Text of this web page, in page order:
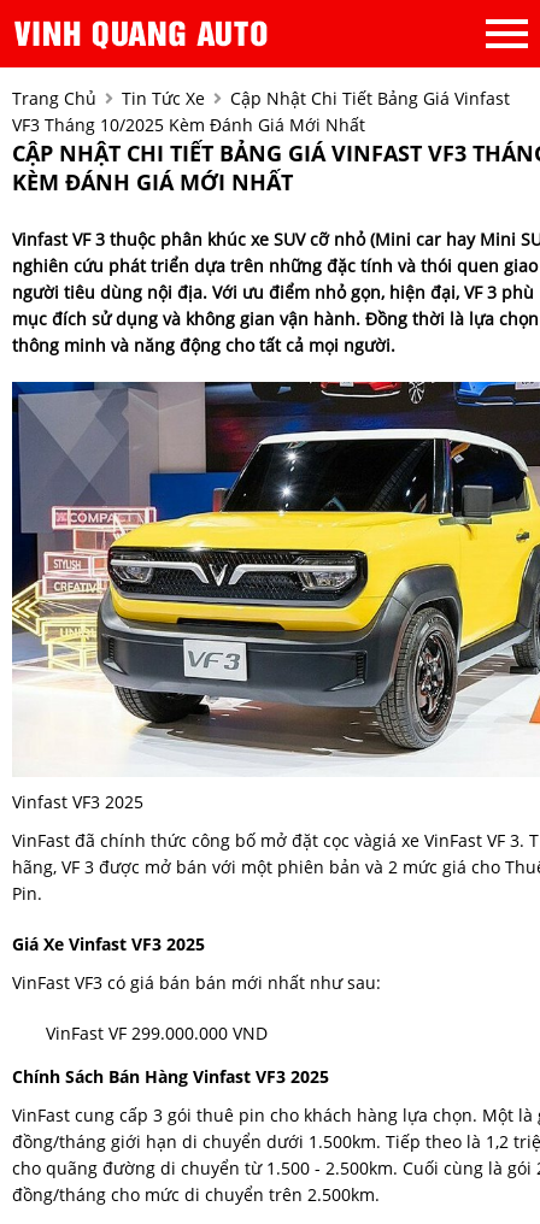
Trang Chủ Tin Tức Xe
Cập Nhật Chi Tiết Bảng Giá Vinfast
VF3 Tháng 10/2025 Kèm Đánh Giá Mới Nhất
CẬP NHẬT CHI TIẾT BẢNG GIÁ VINFAST VF3
KÈM ĐÁNH GIÁ MỚI NHẤT
Vinfast VF 3 thuộc phân khúc xe SUV cỡ nhỏ (Mini car hay Mini
nghiên cứu phát triển dựa trên những đặc tính và thói quen
người tiêu dùng nội địa. Với ưu điểm nhỏ gọn, hiện đại, VF 3
mục đích sử dụng và không gian vận hành. Đồng thời là lựa
thông minh và năng động cho tất cả mọi người.
Vinfast VF3 2025
VinFast đã chính thức công bố mở đặt cọc vàgiá xe VinFast VF 3.
hãng, VF 3 được mở bán với một phiên bản và 2 mức giá cho
Pin.
Giá Xe Vinfast VF3 2025
VinFast VF3 có giá bán bán mới nhất như sau:
VinFast VF 299.000.000 VND
Chính Sách Bán Hàng Vinfast VF3 2025
VinFast cung cấp 3 gói thuê pin cho khách hàng lựa chọn. Một là
đồng/tháng giới hạn di chuyển dưới 1.500km. Tiếp theo là 1,2
cho quãng đường di chuyển từ 1.500 - 2.500km. Cuối cùng là gói
đồng/tháng cho mức di chuyển trên 2.500km.